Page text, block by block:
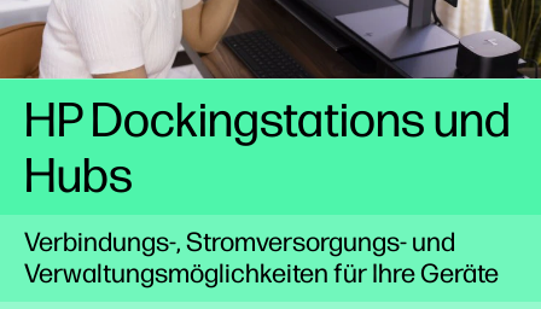
HP Dockingstations und
Hubs
Verbindungs-, Stromversorgungs- und
Verwaltungsmöglichkeiten für Ihre Geräte